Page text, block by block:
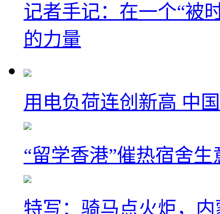
记者手记：在一个“被
的力量
用电负荷连创新高 中
“留学香港”催热宿舍
特写：骑马点火炬，